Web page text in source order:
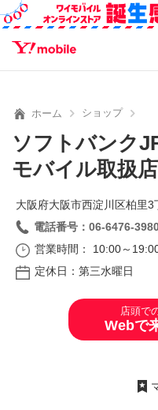
SEARCH
ホーム ショップ
ソフトバンク
モバイル取扱店
大阪府大阪市西淀川区柏里3
電話番号：06-6476-
営業時間： 10:00～
定休日：第三水曜日
店頭で
Webで